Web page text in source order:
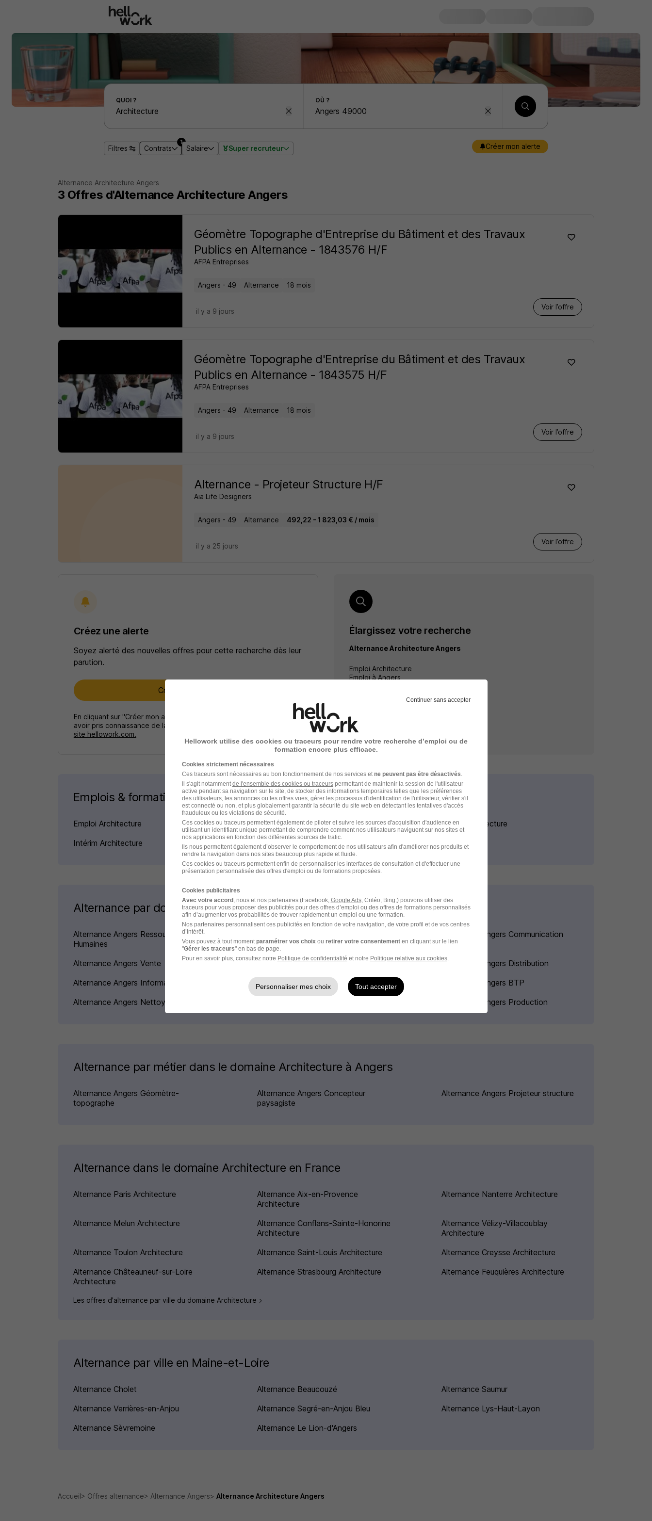
Effectuer une recherche d'emploi par localité
QUOI ? OÙ ?
Filtres Contrats
1
Salaire Super recruteur Créer mon alerte
Alternance Architecture Angers
3 Offres d'Alternance Architecture Angers
Géomètre Topographe d'Entreprise du Bâtiment et des Travaux
Publics en Alternance - 1843576 H/F
AFPA Entreprises
Angers - 49 Alternance 18 mois
Voir l’offre
il y a 9 jours
Géomètre Topographe d'Entreprise du Bâtiment et des Travaux
Publics en Alternance - 1843575 H/F
AFPA Entreprises
Angers - 49 Alternance 18 mois
Voir l’offre
il y a 9 jours
Alternance - Projeteur Structure H/F
Aia Life Designers
Angers - 49 Alternance 492,22 - 1 823,03 € / mois
Voir l’offre
il y a 25 jours
Créez une alerte
Soyez alerté des nouvelles offres pour cette recherche dès leur
parution.
Créer mon alerte
En cliquant sur "Créer mon alerte", vous acceptez les
avoir pris connaissance de la
site hellowork.com.
Élargissez votre recherche
Alternance Architecture Angers
Emploi Architecture
Emploi à Angers
Emplois & formations
Emploi Architecture Alternance Architecture
Stage Architecture
Intérim Architecture
Alternance par domaine à Angers
Alternance Angers Ressources
Humaines
Alternance Angers Communication
Alternance Angers Vente Alternance Angers Secrétariat
Alternance Angers Distribution
Alternance Angers Informatique
Alternance Angers Marketing
Alternance Angers BTP
Alternance Angers Nettoyage
Alternance Angers Production
Alternance par métier dans le domaine Architecture à Angers
Alternance Angers Géomètre-
topographe
Alternance Angers Concepteur
paysagiste
Alternance Angers Projeteur structure
Alternance dans le domaine Architecture en France
Alternance Paris Architecture
Alternance Aix-en-Provence
Architecture
Alternance Nanterre Architecture
Alternance Melun Architecture
Alternance Conflans-Sainte-Honorine
Architecture
Alternance Vélizy-Villacoublay
Architecture
Alternance Toulon Architecture
Alternance Saint-Louis Architecture
Alternance Creysse Architecture
Alternance Châteauneuf-sur-Loire
Architecture
Alternance Strasbourg Architecture Alternance Feuquières Architecture
Les offres d'alternance par ville du domaine Architecture
Alternance par ville en Maine-et-Loire
Alternance Cholet Alternance Beaucouzé
Alternance Saumur
Alternance Verrières-en-Anjou
Alternance Segré-en-Anjou Bleu
Alternance Lys-Haut-Layon
Alternance Sèvremoine
Alternance Le Lion-d'Angers
Accueil Offres alternance Alternance Angers Alternance Architecture Angers
Continuer sans accepter
Hellowork utilise des cookies ou traceurs pour rendre votre recherche d’emploi ou de
formation encore plus efficace.
Cookies strictement nécessaires
Ces traceurs sont nécessaires au bon fonctionnement de nos services etne peuvent pas être désactivés.
Il s'agit notammentde l'ensemble des cookies ou traceurspermettant de maintenir la session de l'utilisateur
active pendant sa navigation sur le site, de stocker des informations temporaires telles que les préférences
des utilisateurs, les annonces ou les offres vues, gérer les processus d'identification de l'utilisateur, vérifier s'il
est connecté ou non, et plus globalement garantir la sécurité du site web en détectant les tentatives d'accès
frauduleux ou les violations de sécurité.
Ces cookies ou traceurs permettent également de piloter et suivre les sources d'acquisition d'audience en
utilisant un identifiant unique permettant de comprendre comment nos utilisateurs naviguent sur nos sites et
nos applications en fonction des différentes sources de trafic.
Ils nous permettent également d’observer le comportement de nos utilisateurs afin d'améliorer nos produits et
rendre la navigation dans nos sites beaucoup plus rapide et fluide.
Ces cookies ou traceurs permettent enfin de personnaliser les interfaces de consultation et d'effectuer une
présentation personnalisée des offres d'emploi ou de formations proposées.
Cookies publicitaires
Avec votre accord , nous et nos partenaires (Facebook, Google Ads, Critéo, Bing,) pouvons utiliser des
traceurs pour vous proposer des publicités pour des offres d’emploi ou des offres de formations personnalisés
afin d’augmenter vos probabilités de trouver rapidement un emploi ou une formation.
Nos partenaires personnalisent ces publicités en fonction de votre navigation, de votre profil et de vos centres
d’intérêt.
Vous pouvez à tout momentparamétrer vos choixou retirer votre consentementen cliquant sur le lien
"Gérer les traceurs" en bas de page.
Pour en savoir plus, consultez notre Politique de confidentialité et notre Politique relative aux cookies.
Personnaliser mes choix Tout accepter